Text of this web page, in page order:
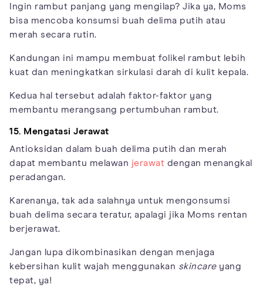
Ingin rambut panjang yang mengilap? Jika ya, Moms
bisa mencoba konsumsi buah delima putih atau
merah secara rutin.
Kandungan ini mampu membuat folikel rambut lebih
kuat dan meningkatkan sirkulasi darah di kulit kepala.
Kedua hal tersebut adalah faktor-faktor yang
membantu merangsang pertumbuhan rambut.
15. Mengatasi Jerawat
Antioksidan dalam buah delima putih dan merah
dapat membantu melawan jerawat dengan menangkal
peradangan.
Karenanya, tak ada salahnya untuk mengonsumsi
buah delima secara teratur, apalagi jika Moms rentan
berjerawat.
Jangan lupa dikombinasikan dengan menjaga
kebersihan kulit wajah menggunakan skincareyang
tepat, ya!